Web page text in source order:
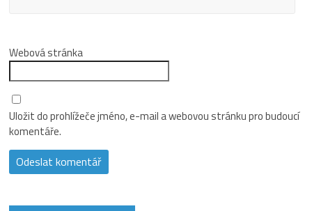
Webová stránka
Uložit do prohlížeče jméno, e-mail a webovou stránku pro budoucí
komentáře.